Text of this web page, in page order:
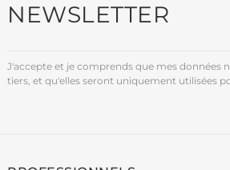
NEWSLETTER
J'accepte et je comprends que mes données
tiers, et qu'elles seront uniquement utilisées